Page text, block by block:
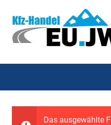
Das ausgewählte